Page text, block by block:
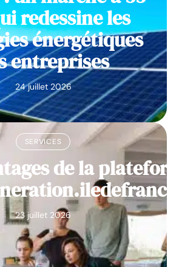
redessine les
énergétiques
entreprises
24 juillet 2026
SERVICES
de la
23 juillet 2026